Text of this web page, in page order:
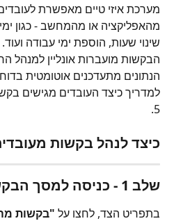
מערכת איזי טיים מאפשרת
מהאפליקציה או מהמחשב - כגון
שינוי שעות, הוספת ימי עבודה ועוד.
הבקשות מועברות אונליין למנהל
הנתונים מתעדכנים אוטומטית
למדריך כיצד העובדים מגישים
5.
כיצד לנהל בקשות
שלב 1 - כניסה למסך הבקשות
בתפריט הצד, לחצו על "בקשות